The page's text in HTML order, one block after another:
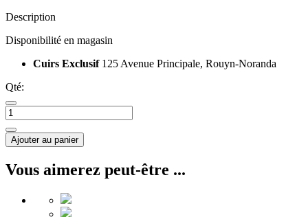
Description
Disponibilité en magasin
Cuirs Exclusif 125 Avenue Principale, Rouyn-Noranda
Qté:
Ajouter au panier
Vous aimerez peut-être ...